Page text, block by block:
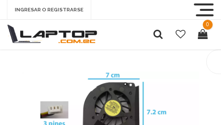
INGRESAR O REGISTRARSE
0